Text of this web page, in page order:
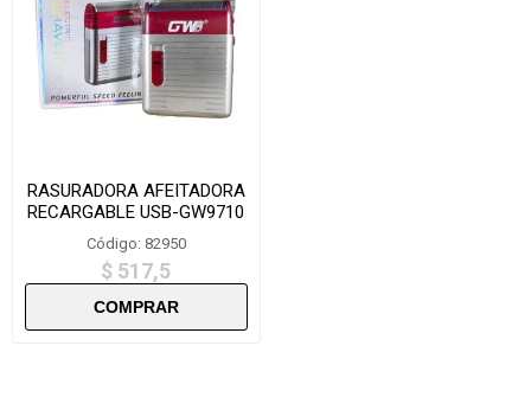
RASURADORA AFEITADORA
RECARGABLE USB-GW9710
Código: 82950
$ 517,5